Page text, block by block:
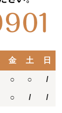
金 土 日
○ ○ /
○ / /